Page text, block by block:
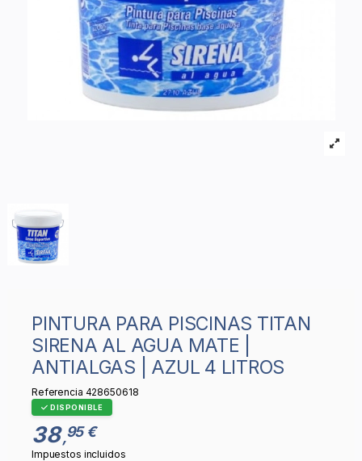
PINTURA PARA PISCINAS TITAN
SIRENA AL AGUA MATE |
ANTIALGAS | AZUL 4 LITROS
Referencia 428650618
DISPONIBLE
38 ,95 €
Impuestos incluidos